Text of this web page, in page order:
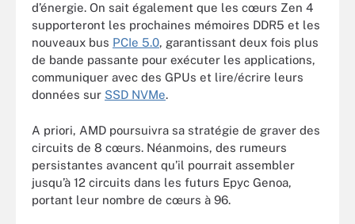
d’énergie. On sait également que les cœurs Zen 4
supporteront les prochaines mémoires DDR5 et les
nouveaux bus PCIe 5.0, garantissant deux fois plus
de bande passante pour exécuter les applications,
communiquer avec des GPUs et lire/écrire leurs
données sur SSD NVMe.
A priori, AMD poursuivra sa stratégie de graver des
circuits de 8 cœurs. Néanmoins, des rumeurs
persistantes avancent qu’il pourrait assembler
jusqu’à 12 circuits dans les futurs Epyc Genoa,
portant leur nombre de cœurs à 96.